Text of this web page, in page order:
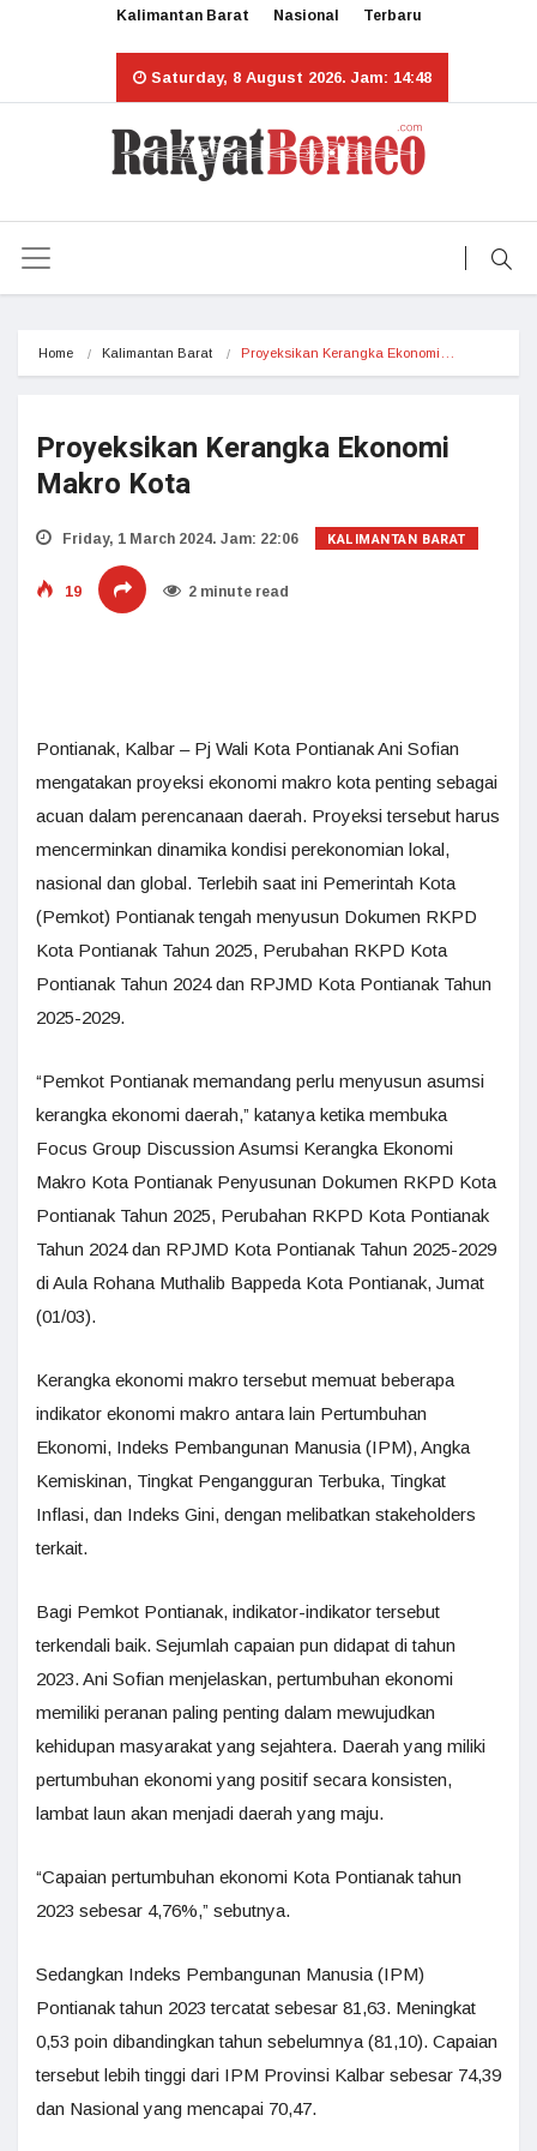
Kalimantan Barat Nasional Terbaru
Saturday, 8 August 2026. Jam: 14:48
Home Kalimantan Barat Proyeksikan Kerangka Ekonomi…
Proyeksikan Kerangka Ekonomi
Makro Kota
Friday, 1 March 2024. Jam: 22:06 KALIMANTAN BARAT
19 2 minute read
Pontianak, Kalbar – Pj Wali Kota Pontianak Ani Sofian
mengatakan proyeksi ekonomi makro kota penting sebagai
acuan dalam perencanaan daerah. Proyeksi tersebut harus
mencerminkan dinamika kondisi perekonomian lokal,
nasional dan global. Terlebih saat ini Pemerintah Kota
(Pemkot) Pontianak tengah menyusun Dokumen RKPD
Kota Pontianak Tahun 2025, Perubahan RKPD Kota
Pontianak Tahun 2024 dan RPJMD Kota Pontianak Tahun
2025-2029.
“Pemkot Pontianak memandang perlu menyusun asumsi
kerangka ekonomi daerah,” katanya ketika membuka
Focus Group Discussion Asumsi Kerangka Ekonomi
Makro Kota Pontianak Penyusunan Dokumen RKPD Kota
Pontianak Tahun 2025, Perubahan RKPD Kota Pontianak
Tahun 2024 dan RPJMD Kota Pontianak Tahun 2025-2029
di Aula Rohana Muthalib Bappeda Kota Pontianak, Jumat
(01/03).
Kerangka ekonomi makro tersebut memuat beberapa
indikator ekonomi makro antara lain Pertumbuhan
Ekonomi, Indeks Pembangunan Manusia (IPM), Angka
Kemiskinan, Tingkat Pengangguran Terbuka, Tingkat
Inflasi, dan Indeks Gini, dengan melibatkan stakeholders
terkait.
Bagi Pemkot Pontianak, indikator-indikator tersebut
terkendali baik. Sejumlah capaian pun didapat di tahun
2023. Ani Sofian menjelaskan, pertumbuhan ekonomi
memiliki peranan paling penting dalam mewujudkan
kehidupan masyarakat yang sejahtera. Daerah yang miliki
pertumbuhan ekonomi yang positif secara konsisten,
lambat laun akan menjadi daerah yang maju.
“Capaian pertumbuhan ekonomi Kota Pontianak tahun
2023 sebesar 4,76%,” sebutnya.
Sedangkan Indeks Pembangunan Manusia (IPM)
Pontianak tahun 2023 tercatat sebesar 81,63. Meningkat
0,53 poin dibandingkan tahun sebelumnya (81,10). Capaian
tersebut lebih tinggi dari IPM Provinsi Kalbar sebesar 74,39
dan Nasional yang mencapai 70,47.